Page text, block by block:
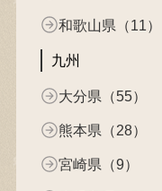
和歌山県（11）
九州
大分県（55）
熊本県（28）
宮崎県（9）